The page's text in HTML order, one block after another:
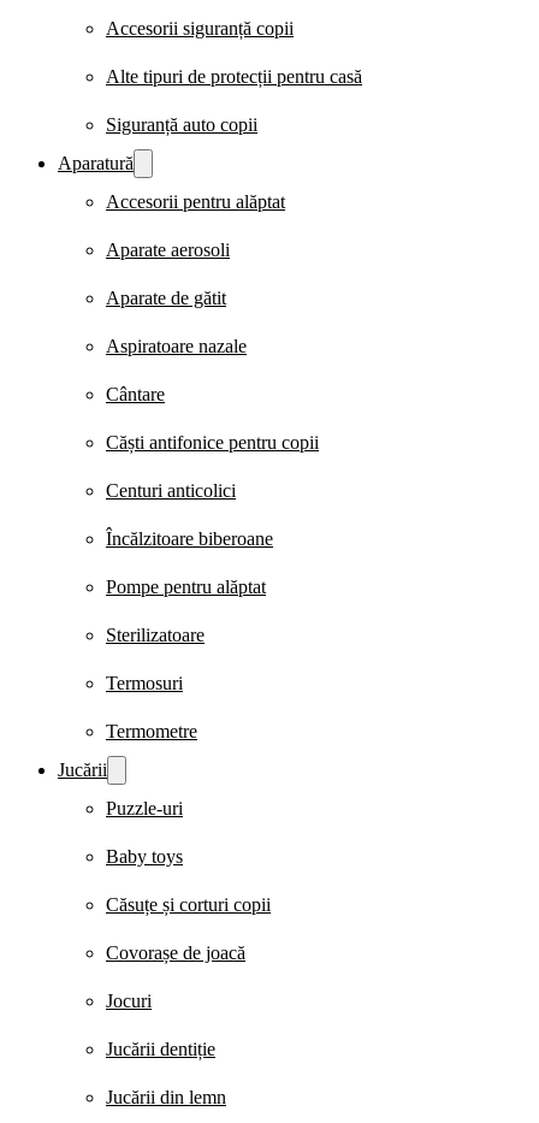
Accesorii siguranță copii
Alte tipuri de protecții pentru casă
Siguranță auto copii
Aparatură
Accesorii pentru alăptat
Aparate aerosoli
Aparate de gătit
Aspiratoare nazale
Cântare
Căști antifonice pentru copii
Centuri anticolici
Încălzitoare biberoane
Pompe pentru alăptat
Sterilizatoare
Termosuri
Termometre
Jucării
Puzzle-uri
Baby toys
Căsuțe și corturi copii
Covorașe de joacă
Jocuri
Jucării dentiție
Jucării din lemn